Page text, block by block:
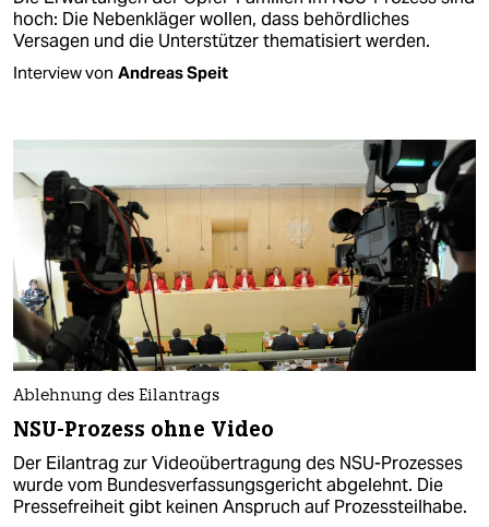
hoch: Die Nebenkläger wollen, dass behördliches
Versagen und die Unterstützer thematisiert werden.
Interview von Andreas Speit
Ablehnung des Eilantrags
NSU-Prozess ohne Video
Der Eilantrag zur Videoübertragung des NSU-Prozesses
wurde vom Bundesverfassungsgericht abgelehnt. Die
Pressefreiheit gibt keinen Anspruch auf Prozessteilhabe.